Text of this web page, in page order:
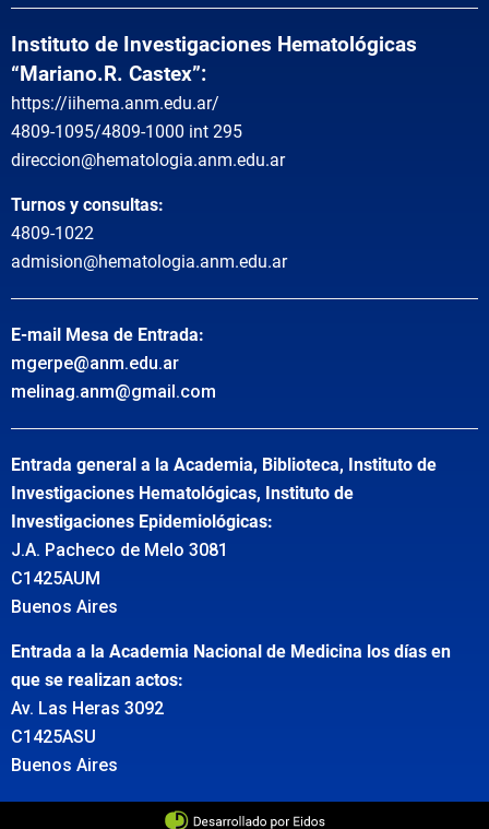
Instituto de Investigaciones Hematológicas
“Mariano.R. Castex”:
https://iihema.anm.edu.ar/
4809-1095/4809-1000 int 295
direccion@hematologia.anm.edu.ar
Turnos y consultas:
4809-1022
admision@hematologia.anm.edu.ar
E-mail Mesa de Entrada:
mgerpe@anm.edu.ar
melinag.anm@gmail.com
Entrada general a la Academia, Biblioteca, Instituto de
Investigaciones Hematológicas, Instituto de
Investigaciones Epidemiológicas:
J.A. Pacheco de Melo 3081
C1425AUM
Buenos Aires
Entrada a la Academia Nacional de Medicina los días en
que se realizan actos:
Av. Las Heras 3092
C1425ASU
Buenos Aires